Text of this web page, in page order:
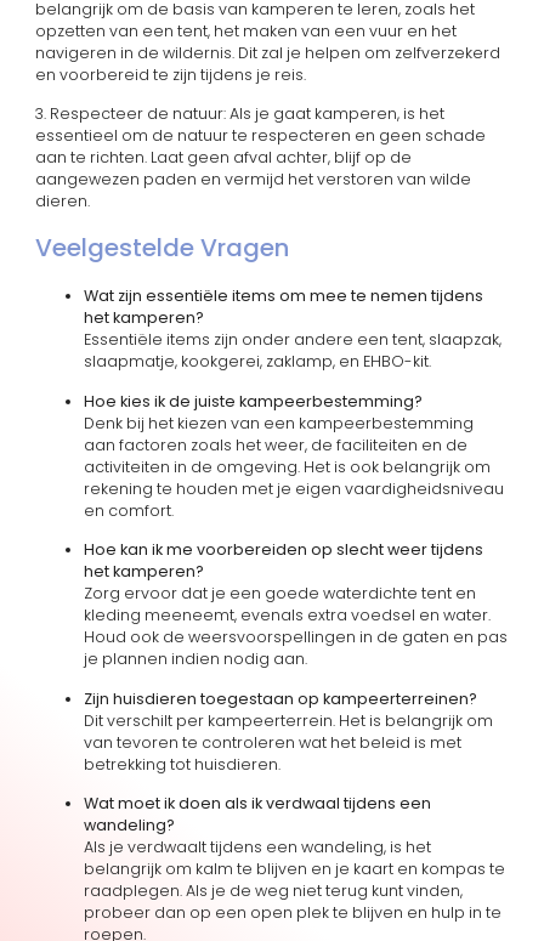
belangrijk om de basis van kamperen te leren, zoals het
opzetten van een tent, het maken van een vuur en het
navigeren in de wildernis. Dit zal je helpen om zelfverzekerd
en voorbereid te zijn tijdens je reis.
3. Respecteer de natuur: Als je gaat kamperen, is het
essentieel om de natuur te respecteren en geen schade
aan te richten. Laat geen afval achter, blijf op de
aangewezen paden en vermijd het verstoren van wilde
dieren.
Veelgestelde Vragen
Wat zijn essentiële items om mee te nemen tijdens
het kamperen?
Essentiële items zijn onder andere een tent, slaapzak,
slaapmatje, kookgerei, zaklamp, en EHBO-kit.
Hoe kies ik de juiste kampeerbestemming?
Denk bij het kiezen van een kampeerbestemming
aan factoren zoals het weer, de faciliteiten en de
activiteiten in de omgeving. Het is ook belangrijk om
rekening te houden met je eigen vaardigheidsniveau
en comfort.
Hoe kan ik me voorbereiden op slecht weer tijdens
het kamperen?
Zorg ervoor dat je een goede waterdichte tent en
kleding meeneemt, evenals extra voedsel en water.
Houd ook de weersvoorspellingen in de gaten en pas
je plannen indien nodig aan.
Zijn huisdieren toegestaan op kampeerterreinen?
Dit verschilt per kampeerterrein. Het is belangrijk om
van tevoren te controleren wat het beleid is met
betrekking tot huisdieren.
Wat moet ik doen als ik verdwaal tijdens een
wandeling?
Als je verdwaalt tijdens een wandeling, is het
belangrijk om kalm te blijven en je kaart en kompas te
raadplegen. Als je de weg niet terug kunt vinden,
probeer dan op een open plek te blijven en hulp in te
roepen.